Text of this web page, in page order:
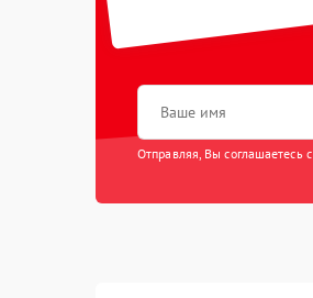
Отправляя, Вы соглашаетесь с